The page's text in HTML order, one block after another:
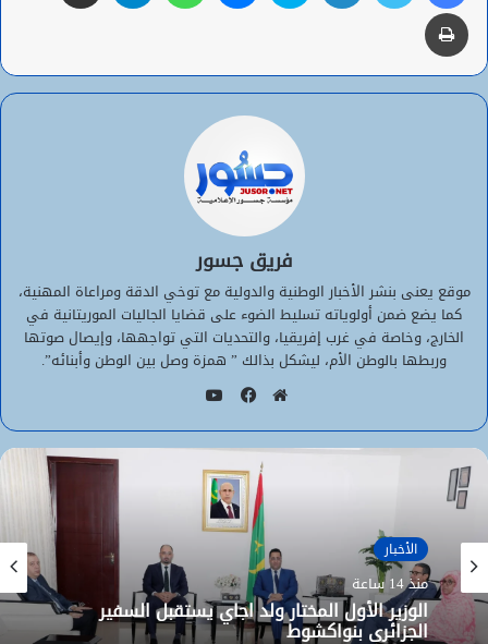
طباعة
فريق جسور
موقع يعنى بنشر الأخبار الوطنية والدولية مع توخي الدقة ومراعاة المهنية،
كما يضع ضمن أولوياته تسليط الضوء على قضايا الجاليات الموريتانية في
الخارج، وخاصة في غرب إفريقيا، والتحديات التي تواجهها، وإيصال صوتها
وربطها بالوطن الأم، ليشكل بذالك ” همزة وصل بين الوطن وأبنائه”.
الويب
الأخبار
منذ 14 ساعة
الأخبار
منذ 15 ساعة